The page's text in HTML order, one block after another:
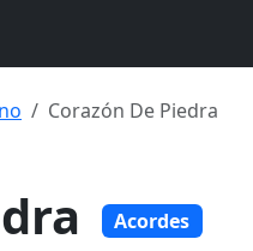
Corazón De Piedra
Acordes